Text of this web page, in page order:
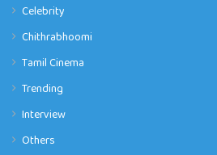
Celebrity
Chithrabhoomi
Tamil Cinema
Trending
Interview
Others